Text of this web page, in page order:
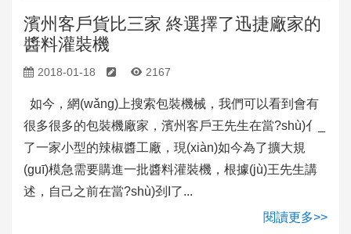
濱州客戶貨比三家 終選擇了迅捷廠家的
醬料灌裝機
2018-01-18 2167
如今，網(wǎng)上搜索包裝機械，我們可以看到會有
很多很多的包裝機廠家，濱州客戶王先生在當?shù)亻_
了一家小型的辣椒醬工廠，現(xiàn)如今為了擴大規
(guī)模急需要購進一批醬料灌裝機，根據(jù)王先生講
述，自己之前在當?shù)刭I了...
閱讀更多>>